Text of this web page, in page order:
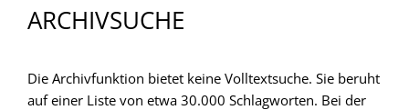
ARCHIVSUCHE
Die Archivfunktion bietet keine Volltextsuche. Sie beruht
auf einer Liste von etwa 30.000 Schlagworten. Bei der